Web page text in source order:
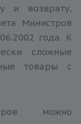
и возврату,
Министров
года. К
сложные
товары с
можно